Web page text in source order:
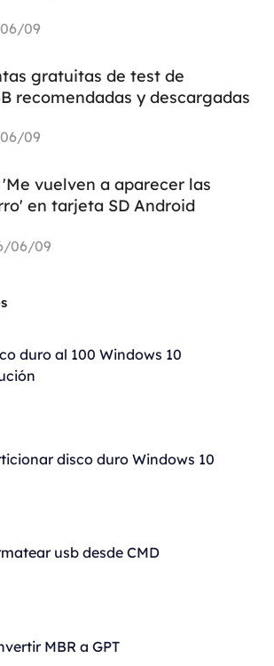
09
gratuitas de test de
recomendadas y descargadas
09
vuelven a aparecer las
en tarjeta SD Android
06/09
duro al 100 Windows 10
disco duro Windows 10
usb desde CMD
MBR a GPT